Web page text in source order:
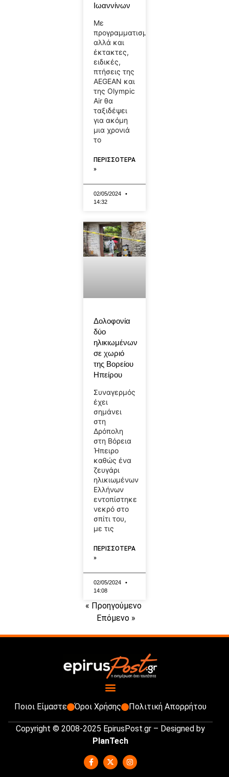
Ιωαννίνων
Με
προγραμματισμένες
αλλά και
έκτακτες,
ειδικές,
πτήσεις της
AEGEAN και
της Olympic
Air θα
ταξιδέψει
για ακόμη
μια χρονιά
το
ΠΕΡΙΣΣΟΤΕΡΑ
»
02/05/2024
14:32
Δολοφονία
δύο
ηλικιωμένων
σε χωριό
της Βορείου
Ηπείρου
Συναγερμός
έχει
σημάνει
στη
Δρόπολη
στη Βόρεια
Ήπειρο
καθώς ένα
ζευγάρι
ηλικιωμένων
Ελλήνων
εντοπίστηκε
νεκρό στο
σπίτι του,
με τις
ΠΕΡΙΣΣΟΤΕΡΑ
»
02/05/2024
14:08
« Προηγούμενο
Επόμενο »
Ποιοι Είμαστε Όροι Χρήσης Πολιτική Απορρήτου
Copyright © 2008-2025 EpirusPost.gr – Designed by
PlanTech